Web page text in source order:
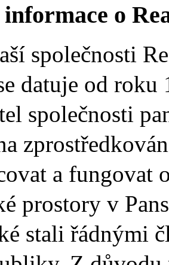
o
společnosti
datuje od roku
společnosti
a fungovat
prostory v
stali řádnými